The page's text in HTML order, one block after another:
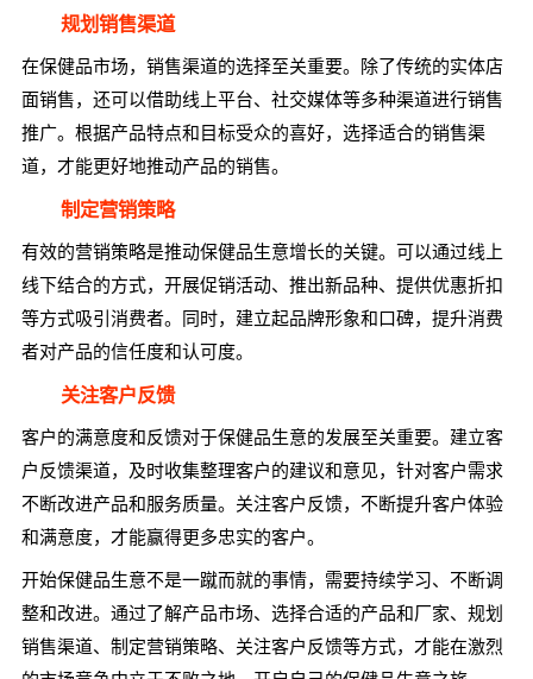
规划销售渠道
在保健品市场，销售渠道的选择至关重要。除了传统的实体店
面销售，还可以借助线上平台、社交媒体等多种渠道进行销售
推广。根据产品特点和目标受众的喜好，选择适合的销售渠
道，才能更好地推动产品的销售。
制定营销策略
有效的营销策略是推动保健品生意增长的关键。可以通过线上
线下结合的方式，开展促销活动、推出新品种、提供优惠折扣
等方式吸引消费者。同时，建立起品牌形象和口碑，提升消费
者对产品的信任度和认可度。
关注客户反馈
客户的满意度和反馈对于保健品生意的发展至关重要。建立客
户反馈渠道，及时收集整理客户的建议和意见，针对客户需求
不断改进产品和服务质量。关注客户反馈，不断提升客户体验
和满意度，才能赢得更多忠实的客户。
开始保健品生意不是一蹴而就的事情，需要持续学习、不断调
整和改进。通过了解产品市场、选择合适的产品和厂家、规划
销售渠道、制定营销策略、关注客户反馈等方式，才能在激烈